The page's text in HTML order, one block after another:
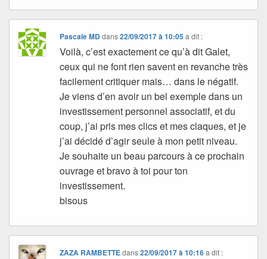
Pascale MDdans22/09/2017 à 10:05 a dit :
Voilà, c’est exactement ce qu’à dit Galet,
ceux qui ne font rien savent en revanche très
facilement critiquer mais… dans le négatif.
Je viens d’en avoir un bel exemple dans un
investissement personnel associatif, et du
coup, j’ai pris mes clics et mes claques, et je
j’ai décidé d’agir seule à mon petit niveau.
Je souhaite un beau parcours à ce prochain
ouvrage et bravo à toi pour ton
investissement.
bisous
ZAZA RAMBETTEdans22/09/2017 à 10:16 a dit :